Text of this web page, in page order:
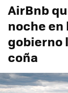
AirBnb
noche en
gobierno
coña